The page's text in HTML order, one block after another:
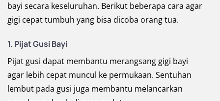
bayi secara keseluruhan. Berikut beberapa cara agar
gigi cepat tumbuh yang bisa dicoba orang tua.
1. Pijat Gusi Bayi
Pijat gusi dapat membantu merangsang gigi bayi
agar lebih cepat muncul ke permukaan. Sentuhan
lembut pada gusi juga membantu melancarkan